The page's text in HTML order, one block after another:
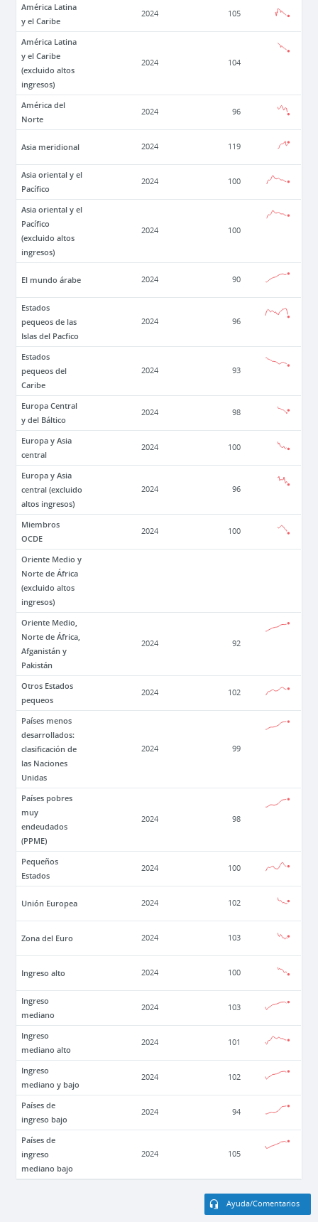
América Latina
y el Caribe
2024 105
América Latina
y el Caribe
(excluido altos
ingresos)
2024 104
América del
Norte
2024 96
Asia meridional 2024 119
Asia oriental y el
Pacífico
2024 100
Asia oriental y el
Pacífico
(excluido altos
ingresos)
2024 100
El mundo árabe 2024 90
Estados
pequeos de las
Islas del Pacfico
2024 96
Estados
pequeos del
Caribe
2024 93
Europa Central
y del Báltico
2024 98
Europa y Asia
central
2024 100
Europa y Asia
central (excluido
altos ingresos)
2024 96
Miembros
OCDE
2024 100
Oriente Medio y
Norte de África
(excluido altos
ingresos)
Oriente Medio,
Norte de África,
Afganistán y
Pakistán
2024 92
Otros Estados
pequeos
2024 102
Países menos
desarrollados:
clasificación de
las Naciones
Unidas
2024 99
Países pobres
muy
endeudados
(PPME)
2024 98
Pequeños
Estados
2024 100
Unión Europea 2024 102
Zona del Euro 2024 103
Ingreso alto 2024 100
Ingreso
mediano
2024 103
Ingreso
mediano alto
2024 101
Ingreso
mediano y bajo
2024 102
Países de
ingreso bajo
2024 94
Países de
ingreso
mediano bajo
2024 105
Ayuda/Comentarios